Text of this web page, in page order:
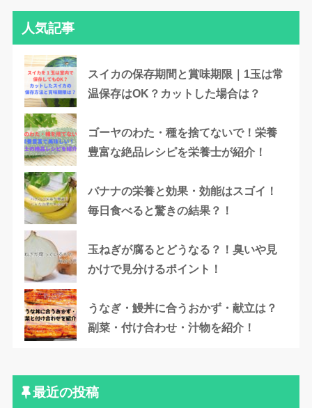
人気記事
スイカの保存期間と賞味期限｜1玉は常
温保存はOK？カットした場合は？
ゴーヤのわた・種を捨てないで！栄養
豊富な絶品レシピを栄養士が紹介！
バナナの栄養と効果・効能はスゴイ！
毎日食べると驚きの結果？！
玉ねぎが腐るとどうなる？！臭いや見
かけで見分けるポイント！
うなぎ・鰻丼に合うおかず・献立は？
副菜・付け合わせ・汁物を紹介！
最近の投稿